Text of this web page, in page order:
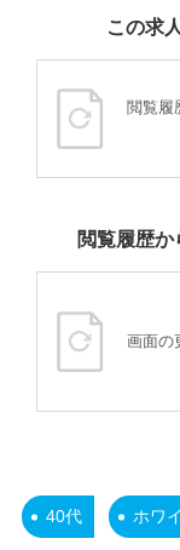
この求
閲覧履
閲覧履歴
画面の
40代 ホワ